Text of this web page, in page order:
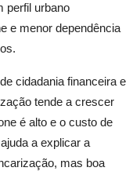
perfil urbano
e menor dependência
cidadania financeira e
tende a crescer
é alto e o custo de
a explicar a
mas boa